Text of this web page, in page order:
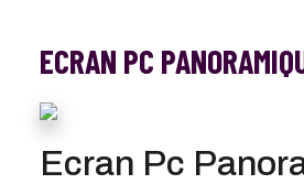
ECRAN PC
Ecran Pc